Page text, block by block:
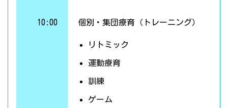
10:00 個別・集団療育（トレーニング）
リトミック
運動療育
訓練
ゲーム